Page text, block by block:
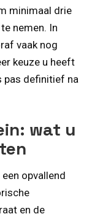
minimaal drie
nemen. In
vaak nog
keuze u heeft
pas definitief na
wat u
opvallend
en de